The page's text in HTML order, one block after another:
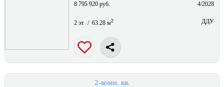
8 795 920 руб. 4/2028
2 эт. / 63.28 м2 ДДУ
2-комн. кв.